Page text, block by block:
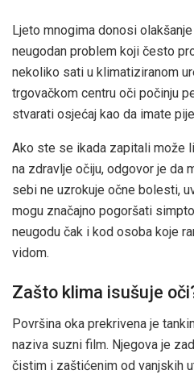
Ljeto mnogima donosi
neugodan problem koji često
nekoliko sati u klimatiziranom
trgovačkom centru oči počinju
stvarati osjećaj kao da imate
Ako ste se ikada zapitali može
na zdravlje očiju, odgovor je da
sebi ne uzrokuje očne bolesti,
mogu značajno pogoršati
neugodu čak i kod osoba koje
vidom.
Zašto klima isušuje
Površina oka prekrivena je
naziva suzni film. Njegova je
čistim i zaštićenim od vanjskih